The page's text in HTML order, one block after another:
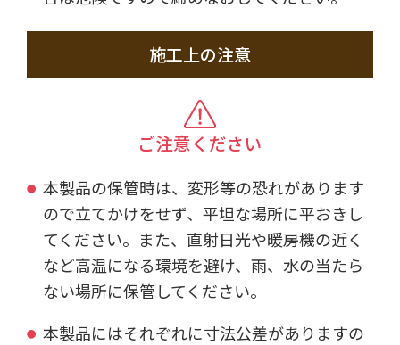
施工上の注意
ご注意ください
本製品の保管時は、変形等の恐れがあります
ので立てかけをせず、平坦な場所に平おきし
てください。また、直射日光や暖房機の近く
など高温になる環境を避け、雨、水の当たら
ない場所に保管してください。
本製品にはそれぞれに寸法公差がありますの